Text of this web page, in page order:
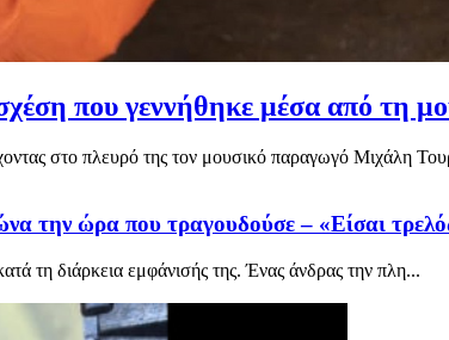
που γεννήθηκε μέσα από τη
στο πλευρό της τον μουσικό παραγωγό Μιχάλη
την ώρα που τραγουδούσε – «Είσαι
τη διάρκεια εμφάνισής της. Ένας άνδρας την πλη...